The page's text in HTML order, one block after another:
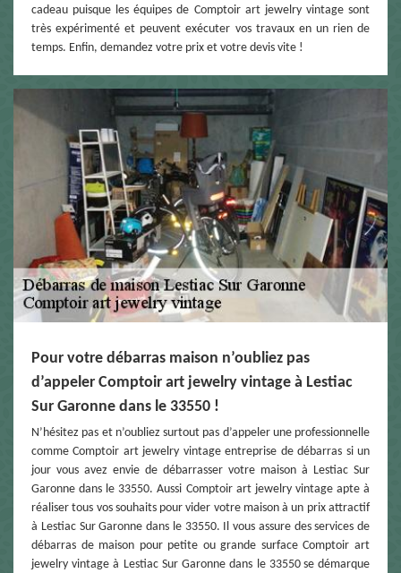
cadeau puisque les équipes de Comptoir art jewelry vintage sont
très expérimenté et peuvent exécuter vos travaux en un rien de
temps. Enfin, demandez votre prix et votre devis vite !
Pour votre débarras maison n’oubliez pas
d’appeler Comptoir art jewelry vintage à Lestiac
Sur Garonne dans le 33550 !
N’hésitez pas et n’oubliez surtout pas d’appeler une professionnelle
comme Comptoir art jewelry vintage entreprise de débarras si un
jour vous avez envie de débarrasser votre maison à Lestiac Sur
Garonne dans le 33550. Aussi Comptoir art jewelry vintage apte à
réaliser tous vos souhaits pour vider votre maison à un prix attractif
à Lestiac Sur Garonne dans le 33550. Il vous assure des services de
débarras de maison pour petite ou grande surface Comptoir art
jewelry vintage à Lestiac Sur Garonne dans le 33550 se démarque